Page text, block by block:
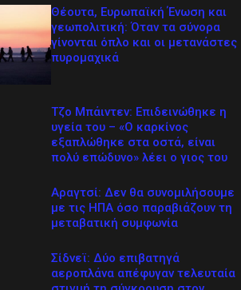
Θέουτα, Ευρωπαϊκή Ένωση και
γεωπολιτική: Όταν τα σύνορα
γίνονται όπλο και οι μετανάστες
πυρομαχικά
Τζο Μπάιντεν: Επιδεινώθηκε η
υγεία του – «Ο καρκίνος
εξαπλώθηκε στα οστά, είναι
πολύ επώδυνο» λέει ο γιος του
Αραγτσί: Δεν θα συνομιλήσουμε
με τις ΗΠΑ όσο παραβιάζουν τη
μεταβατική συμφωνία
Σίδνεϊ: Δύο επιβατηγά
αεροπλάνα απέφυγαν τελευταία